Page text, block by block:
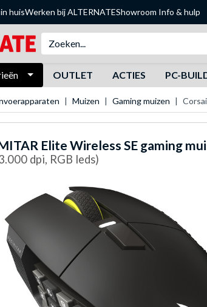
huisWerken bij ALTERNATEShowroom Info & hulp
OUTLET ACTIES PC-
Muizen Gaming muizen
Elite Wireless SE gaming
dpi, RGB leds)